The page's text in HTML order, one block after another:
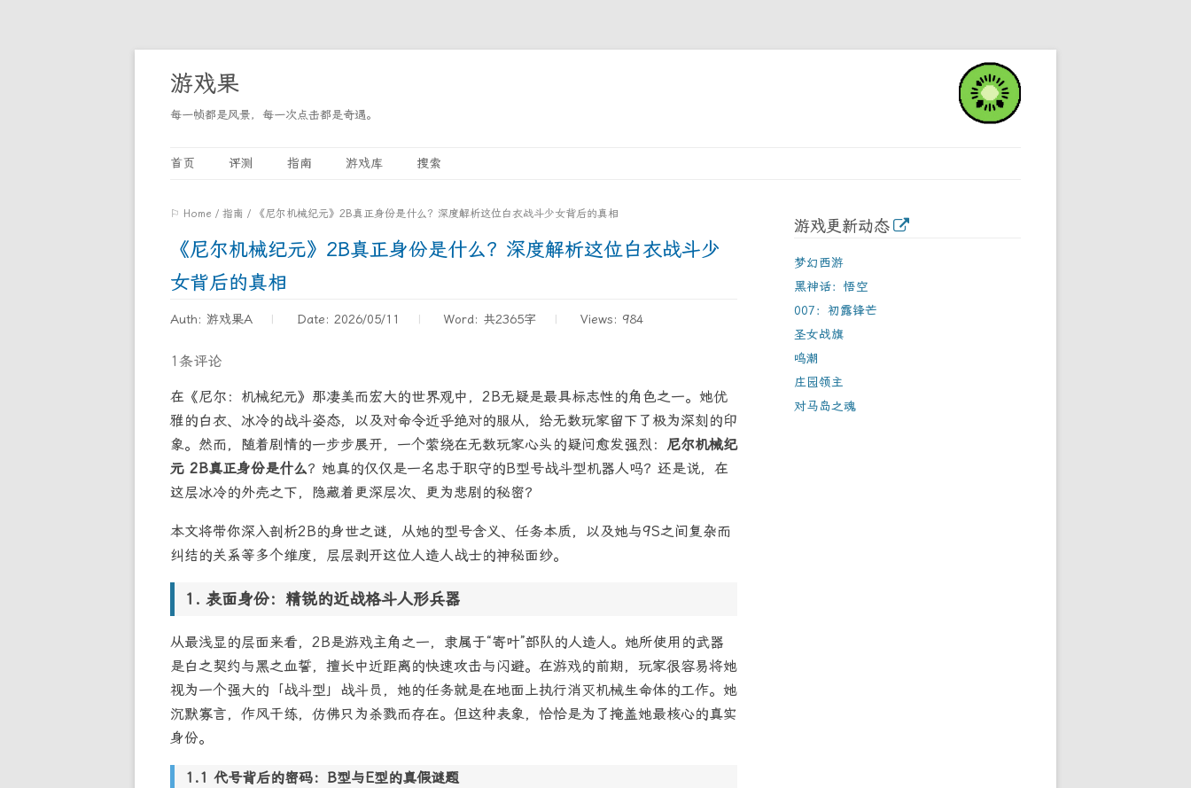
游戏果
每一帧都是风景，每一次点击都是奇遇。
content
首页 评测 指南 游戏库 搜索
⚐ Home / 指南 / 《尼尔机械纪元》2B真正身份是什么？深度解析这位白衣战斗少女背后的真相
《尼尔机械纪元》2B真正身份是什么？深度解析这位白衣战斗少
女背后的真相
Auth: 游戏果A Date: 2026/05/11 Word: 共2365字 Views: 984
1条评论
在《尼尔：机械纪元》那凄美而宏大的世界观中，2B无疑是最具标志性的角色之一。她优
雅的白衣、冰冷的战斗姿态，以及对命令近乎绝对的服从，给无数玩家留下了极为深刻的印
象。然而，随着剧情的一步步展开，一个萦绕在无数玩家心头的疑问愈发强烈： 尼尔机械纪
元 2B真正身份是什么？她真的仅仅是一名忠于职守的B型号战斗型机器人吗？还是说，在
这层冰冷的外壳之下，隐藏着更深层次、更为悲剧的秘密？
本文将带你深入剖析2B的身世之谜，从她的型号含义、任务本质，以及她与9S之间复杂而
纠结的关系等多个维度，层层剥开这位人造人战士的神秘面纱。
表面身份：精锐的近战格斗人形兵器
从最浅显的层面来看，2B是游戏主角之一，隶属于“寄叶”部队的人造人。她所使用的武器
是白之契约与黑之血誓，擅长中近距离的快速攻击与闪避。在游戏的前期，玩家很容易将她
视为一个强大的「战斗型」战斗员，她的任务就是在地面上执行消灭机械生命体的工作。她
沉默寡言，作风干练，仿佛只为杀戮而存在。但这种表象，恰恰是为了掩盖她最核心的真实
身份。
代号背后的密码：B型与E型的真假谜题
游戏更新动态
梦幻西游
黑神话：悟空
007：初露锋芒
圣女战旗
鸣潮
庄园领主
对马岛之魂